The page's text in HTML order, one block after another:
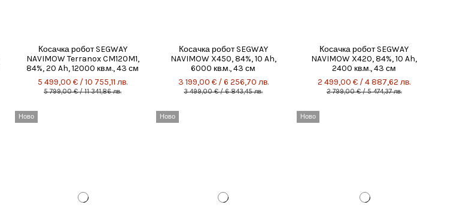
Косачка робот SEGWAY
NAVIMOW Terranox CM120M1,
84%, 20 Ah, 12000 кв.м., 43 см
5 499,00 € / 10 755,11 лв.
5 799,00 € / 11 341,86 лв.
Косачка робот SEGWAY
NAVIMOW X450, 84%, 10 Ah,
6000 кв.м., 43 см
3 199,00 € / 6 256,70 лв.
3 499,00 € / 6 843,45 лв.
Косачка робот SEGWAY
NAVIMOW X420, 84%, 10 Ah,
2400 кв.м., 43 см
2 499,00 € / 4 887,62 лв.
2 799,00 € / 5 474,37 лв.
Ново Ново Ново